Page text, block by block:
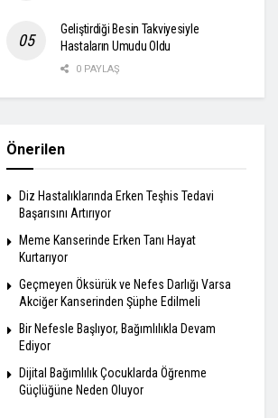
Geliştirdiği Besin Takviyesiyle
Hastaların Umudu Oldu
0 PAYLAŞ
Önerilen
Diz Hastalıklarında Erken Teşhis Tedavi
Başarısını Artırıyor
Meme Kanserinde Erken Tanı Hayat
Kurtarıyor
Geçmeyen Öksürük ve Nefes Darlığı Varsa
Akciğer Kanserinden Şüphe Edilmeli
Bir Nefesle Başlıyor, Bağımlılıkla Devam
Ediyor
Dijital Bağımlılık Çocuklarda Öğrenme
Güçlüğüne Neden Oluyor